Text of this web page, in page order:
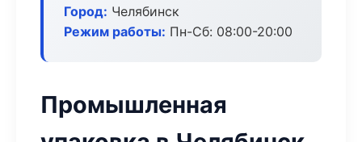
Город: Челябинск
Режим работы: Пн-Сб: 08:00-20:00
Промышленная